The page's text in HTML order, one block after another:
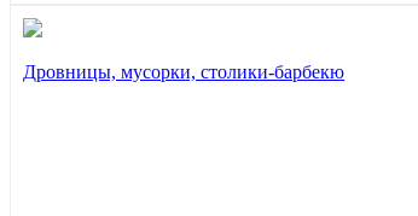
Дровницы, мусорки, столики-барбекю